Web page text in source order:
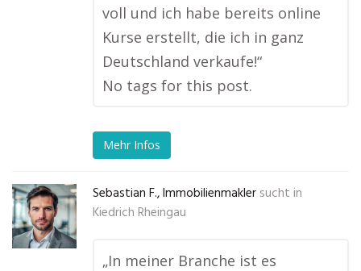
voll und ich habe bereits online
Kurse erstellt, die ich in ganz
Deutschland verkaufe!“
No tags for this post.
Mehr Infos
Sebastian F., Immobilienmakler sucht in
Kiedrich Rheingau
„In meiner Branche ist es